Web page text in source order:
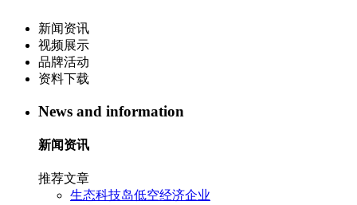
新闻资讯
视频展示
品牌活动
资料下载
News and information
新闻资讯
推荐文章
生态科技岛低空经济企业